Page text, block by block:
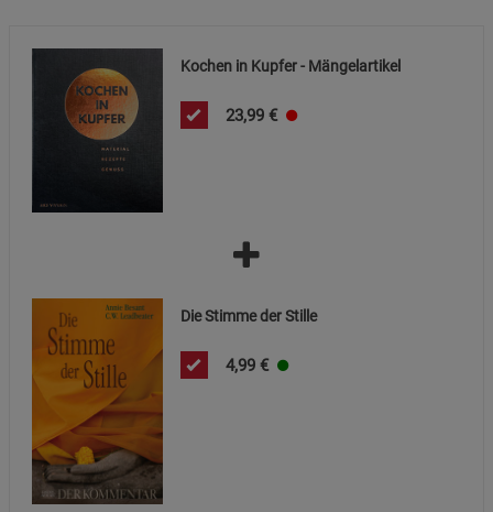
Kochen in Kupfer - Mängelartikel
23,99 €
Die Stimme der Stille
4,99 €
Cookie-Informationenanzeigen
Marketing Cookies (3)
Beschreibung Marketing Cookies
Datenschutzerklärung